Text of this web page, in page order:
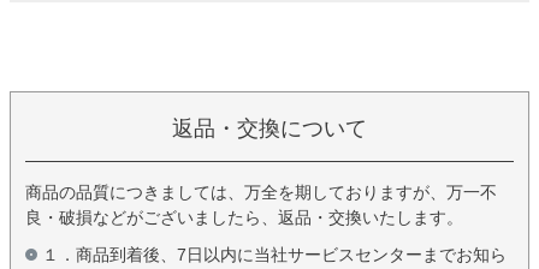
返品・交換について
商品の品質につきましては、万全を期しておりますが、万一不
良・破損などがございましたら、返品・交換いたします。
１．商品到着後、7日以内に当社サービスセンターまでお知ら